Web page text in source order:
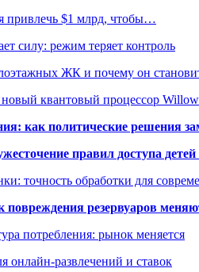
привлечь $1 млрд, чтобы…
силу: режим теряет контроль
ЖК и почему он
квантовый процессор
как политические решения
правил доступа
точность обработки для
резервуаров
потребления: рынок меняется
онлайн-развлечений и ставок